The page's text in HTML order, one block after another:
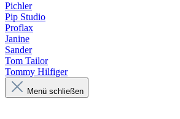
Pichler
Pip Studio
Proflax
Janine
Sander
Tom Tailor
Tommy Hilfiger
Menü schließen